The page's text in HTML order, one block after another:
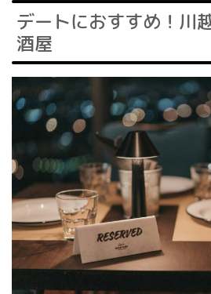
デートにおすすめ！川
酒屋